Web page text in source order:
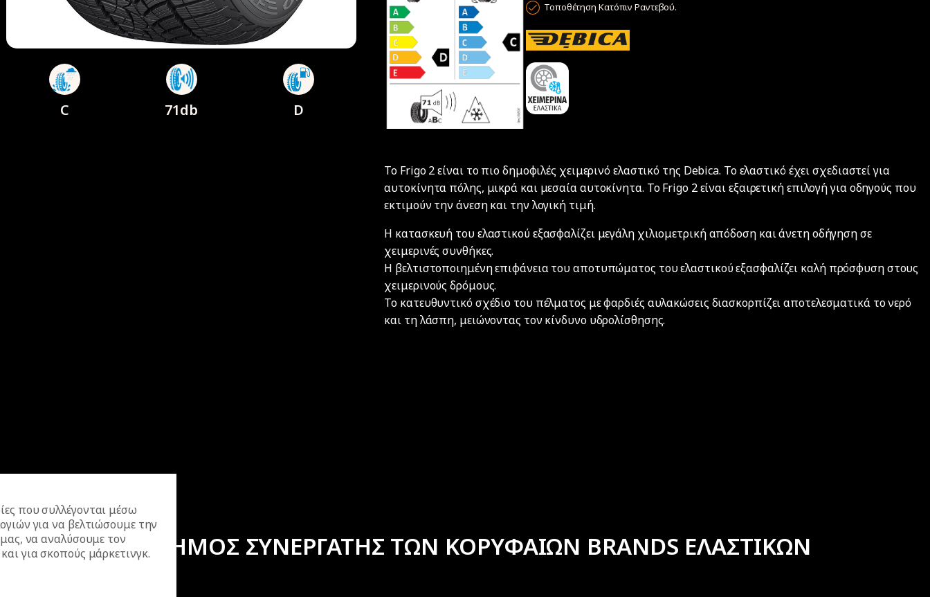
C 71db D
Τοποθέτηση Κατόπιν Ραντεβού.
Το Frigo 2 είναι το πιο δημοφιλές χειμερινό ελαστικό της Debica. Το ελαστικό έχει σχεδιαστεί για
αυτοκίνητα πόλης, μικρά και μεσαία αυτοκίνητα. Το Frigo 2 είναι εξαιρετική επιλογή για οδηγούς που
εκτιμούν την άνεση και την λογική τιμή.
Η κατασκευή του ελαστικού εξασφαλίζει μεγάλη χιλιομετρική απόδοση και άνετη οδήγηση σε
χειμερινές συνθήκες.
Η βελτιστοποιημένη επιφάνεια του αποτυπώματος του ελαστικού εξασφαλίζει καλή πρόσφυση στους
χειμερινούς δρόμους.
Το κατευθυντικό σχέδιο του πέλματος με φαρδιές αυλακώσεις διασκορπίζει αποτελεσματικά το νερό
και τη λάσπη, μειώνοντας τον κίνδυνο υδρολίσθησης.
ΕΠΙΣΗΜΟΣ ΣΥΝΕΡΓΑΤΗΣ ΤΩΝ ΚΟΡΥΦΑΙΩΝ BRANDS ΕΛΑΣΤΙΚΩΝ
που συλλέγονται μέσω
για να βελτιώσουμε την
να αναλύσουμε τον
για σκοπούς μάρκετινγκ.